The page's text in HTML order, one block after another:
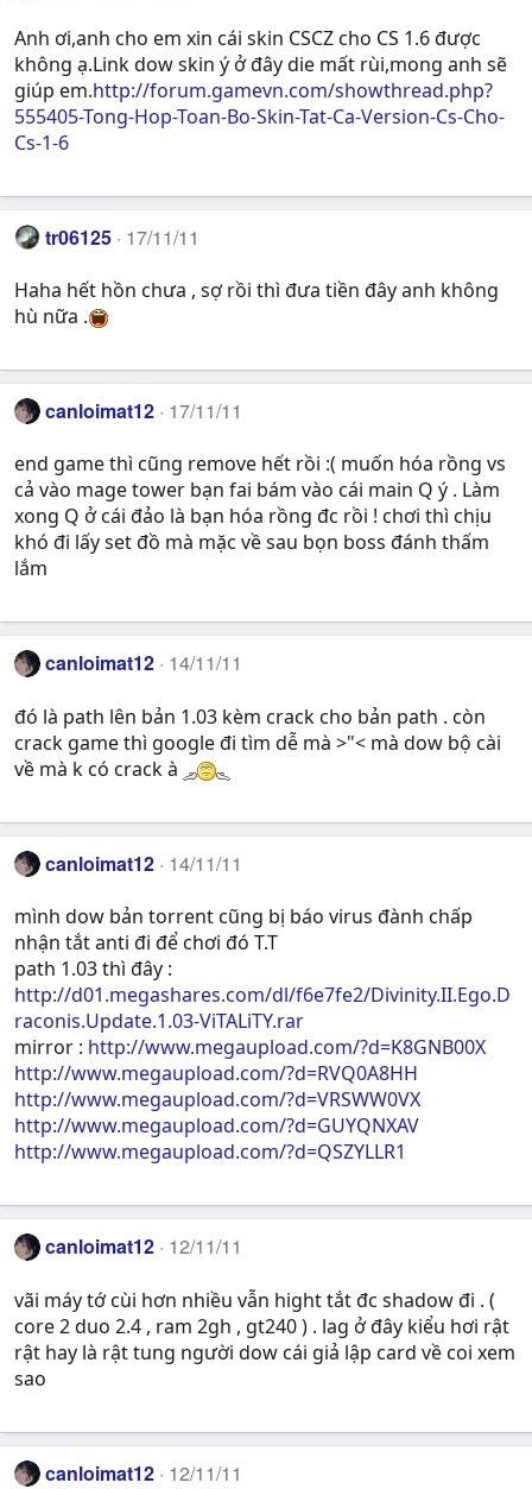
Anh ơi,anh cho em xin cái skin CSCZ cho CS 1.6 được
không ạ.Link dow skin ý ở đây die mất rùi,mong anh sẽ
giúp em.http://forum.gamevn.com/showthread.php?
555405-Tong-Hop-Toan-Bo-Skin-Tat-Ca-Version-Cs-Cho-
Cs-1-6
tr06125 17/11/11
Haha hết hồn chưa , sợ rồi thì đưa tiền đây anh không
hù nữa .
canloimat12 17/11/11
end game thì cũng remove hết rồi :( muốn hóa rồng vs
cả vào mage tower bạn fai bám vào cái main Q ý . Làm
xong Q ở cái đảo là bạn hóa rồng đc rồi ! chơi thì chịu
khó đi lấy set đồ mà mặc về sau bọn boss đánh thấm
lắm
canloimat12 14/11/11
đó là path lên bản 1.03 kèm crack cho bản path . còn
crack game thì google đi tìm dễ mà >"< mà dow bộ cài
về mà k có crack à
canloimat12 14/11/11
mình dow bản torrent cũng bị báo virus đành chấp
nhận tắt anti đi để chơi đó T.T
path 1.03 thì đây :
http://d01.megashares.com/dl/f6e7fe2/Divinity.II.Ego.D
raconis.Update.1.03-ViTALiTY.rar
mirror : http://www.megaupload.com/?d=K8GNB00X
http://www.megaupload.com/?d=RVQ0A8HH
http://www.megaupload.com/?d=VRSWW0VX
http://www.megaupload.com/?d=GUYQNXAV
http://www.megaupload.com/?d=QSZYLLR1
canloimat12 12/11/11
vãi máy tớ cùi hơn nhiều vẫn hight tắt đc shadow đi . (
core 2 duo 2.4 , ram 2gh , gt240 ) . lag ở đây kiểu hơi rật
rật hay là rật tung người dow cái giả lập card về coi xem
sao
canloimat12 12/11/11